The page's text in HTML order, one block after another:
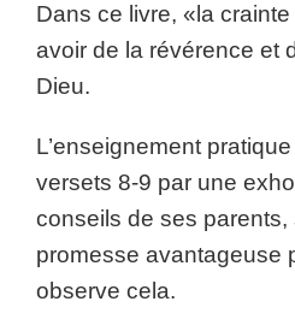
Dans ce livre, «la crainte
avoir de la révérence et
Dieu.
L’enseignement
versets 8-9 par une
conseils de ses
promesse avantageuse
observe cela.